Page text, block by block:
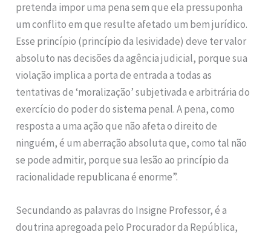
pretenda impor uma pena sem que ela pressuponha
um conflito em que resulte afetado um bem jurídico.
Esse princípio (princípio da lesividade) deve ter valor
absoluto nas decisões da agência judicial, porque sua
violação implica a porta de entrada a todas as
tentativas de ‘moralização’ subjetivada e arbitrária do
exercício do poder do sistema penal. A pena, como
resposta a uma ação que não afeta o direito de
ninguém, é um aberração absoluta que, como tal não
se pode admitir, porque sua lesão ao princípio da
racionalidade republicana é enorme”.
Secundando as palavras do Insigne Professor, é a
doutrina apregoada pelo Procurador da República,